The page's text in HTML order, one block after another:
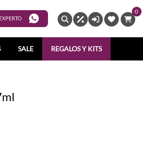
0
SALE REGALOS Y KITS